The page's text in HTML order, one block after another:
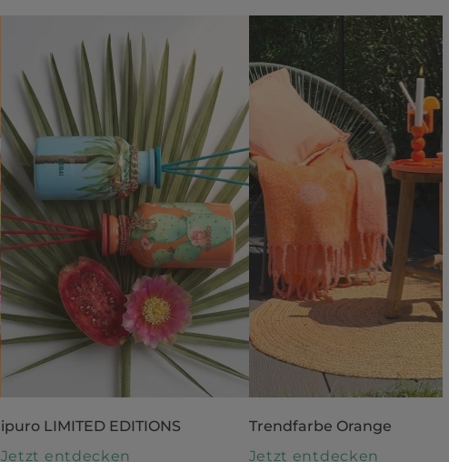
ipuro LIMITED EDITIONS
Jetzt entdecken
Trendfarbe Orange
Jetzt entdecken